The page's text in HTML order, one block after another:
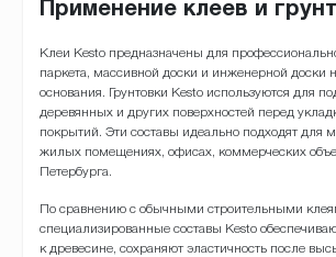
Применение клеев и
Клеи Kesto предназначены для
паркета, массивной доски и инженерной доски
основания. Грунтовки Kesto используются для
деревянных и других поверхностей перед
покрытий. Эти составы идеально подходят для
жилых помещениях, офисах, коммерческих
Петербурга.
По сравнению с обычными строительными
специализированные составы Kesto
к древесине, сохраняют эластичность после